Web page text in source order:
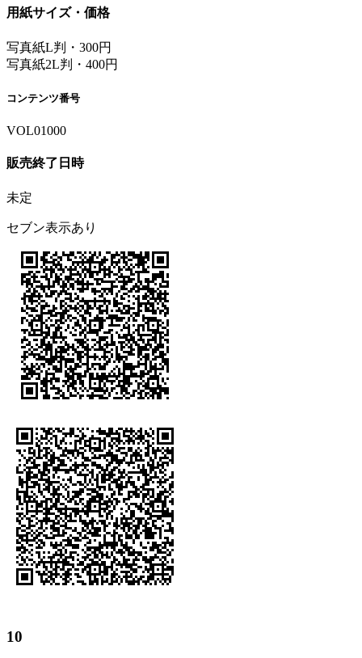
用紙サイズ・価格
写真紙L判・300円
写真紙2L判・400円
コンテンツ番号
VOL01000
販売終了日時
未定
セブン表示あり
10